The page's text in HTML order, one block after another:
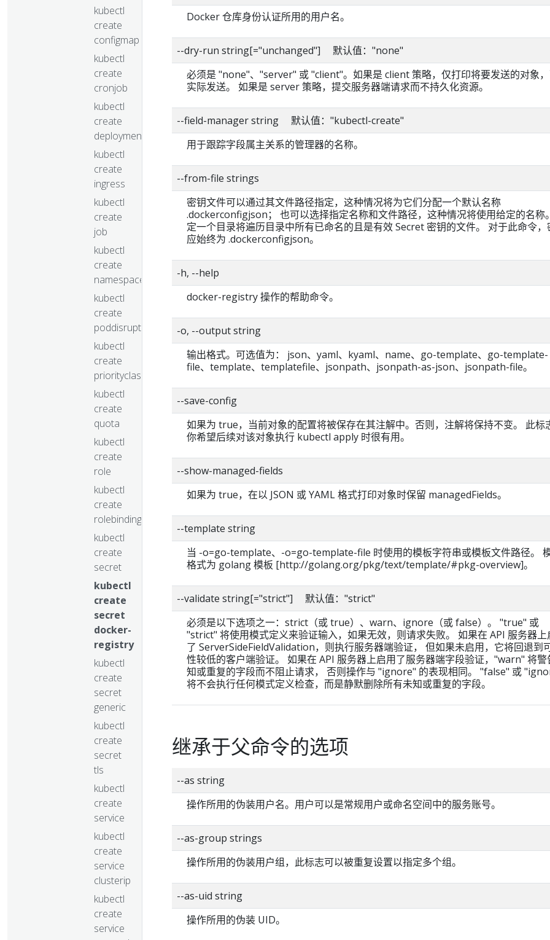
kubectl
create
configmap
kubectl
create
cronjob
kubectl
create
deployment
kubectl
create
ingress
kubectl
create
job
kubectl
create
namespace
kubectl
create
poddisruptionbudget
kubectl
create
priorityclass
kubectl
create
quota
kubectl
create
role
kubectl
create
rolebinding
kubectl
create
secret
kubectl
create
secret
docker-
registry
kubectl
create
secret
generic
kubectl
create
secret
tls
kubectl
create
service
kubectl
create
service
clusterip
kubectl
create
service
Docker 仓库身份认证所用的用户名。
--dry-run string[="unchanged"] 默认值："none"
必须是 "none"、"server" 或 "client"。如果是 client 策略，仅打印将要发送的对象
实际发送。 如果是 server 策略，提交服务器端请求而不持久化资源。
--field-manager string 默认值："kubectl-create"
用于跟踪字段属主关系的管理器的名称。
--from-file strings
密钥文件可以通过其文件路径指定，这种情况将为它们分配一个默认名称
.dockerconfigjson； 也可以选择指定名称和文件路径，这种情况将使用给定的名称
定一个目录将遍历目录中所有已命名的且是有效 Secret 密钥的文件。 对于此命令，
应始终为 .dockerconfigjson。
-h, --help
docker-registry 操作的帮助命令。
-o, --output string
输出格式。可选值为： json、yaml、kyaml、name、go-template、go-template-
file、template、templatefile、jsonpath、jsonpath-as-json、jsonpath-file。
--save-config
如果为 true，当前对象的配置将被保存在其注解中。否则，注解将保持不变。 此标
你希望后续对该对象执行 kubectl apply 时很有用。
--show-managed-fields
如果为 true，在以 JSON 或 YAML 格式打印对象时保留 managedFields。
--template string
当 -o=go-template、-o=go-template-file 时使用的模板字符串或模板文件路径。
格式为 golang 模板 [http://golang.org/pkg/text/template/#pkg-overview]。
--validate string[="strict"] 默认值："strict"
必须是以下选项之一：strict（或 true）、warn、ignore（或 false）。 "true" 或
"strict" 将使用模式定义来验证输入，如果无效，则请求失败。 如果在 API 服务器上
了 ServerSideFieldValidation，则执行服务器端验证， 但如果未启用，它将回退到
性较低的客户端验证。 如果在 API 服务器上启用了服务器端字段验证，"warn" 将警
知或重复的字段而不阻止请求， 否则操作与 "ignore" 的表现相同。 "false" 或
将不会执行任何模式定义检查，而是静默删除所有未知或重复的字段。
继承于父命令的选项
--as string
操作所用的伪装用户名。用户可以是常规用户或命名空间中的服务账号。
--as-group strings
操作所用的伪装用户组，此标志可以被重复设置以指定多个组。
--as-uid string
操作所用的伪装 UID。